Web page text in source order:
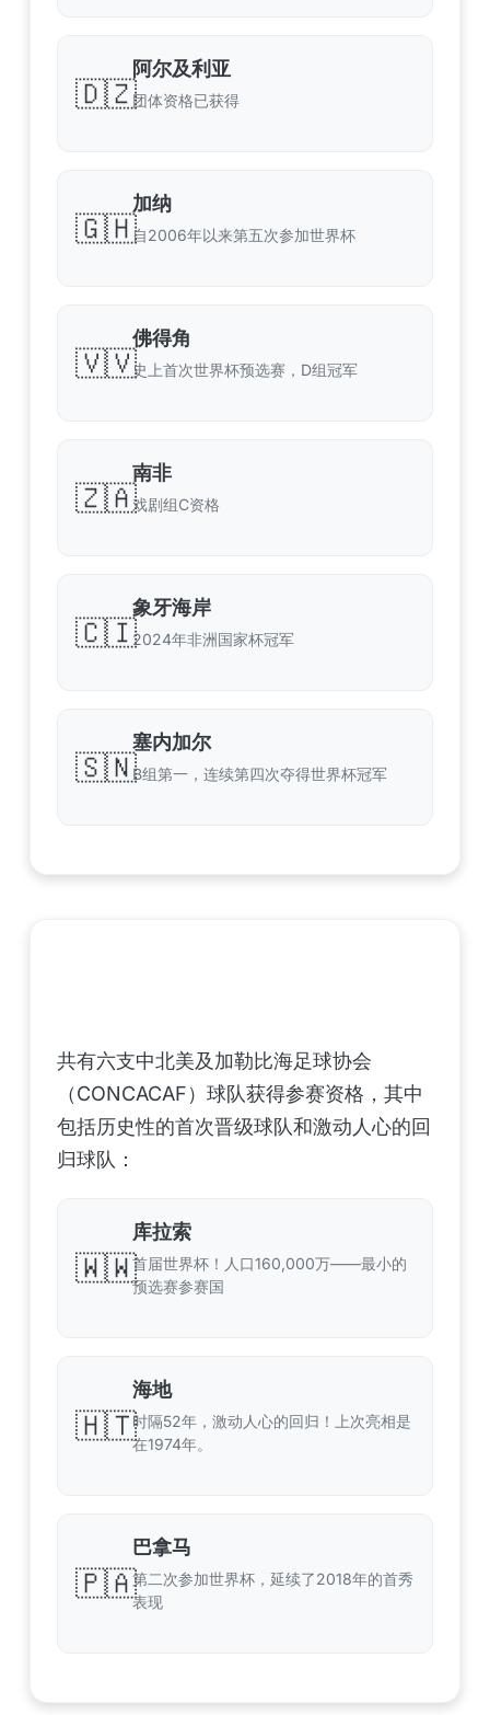
🇩🇿
阿尔及利亚
团体资格已获得
🇬🇭
加纳
自2006年以来第五次参加世界杯
🇻🇻
佛得角
史上首次世界杯预选赛，D组冠军
🇿🇦
南非
戏剧组C资格
🇨🇮
象牙海岸
2024年非洲国家杯冠军
🇸🇳
塞内加尔
B组第一，连续第四次夺得世界杯冠军
共有六支中北美及加勒比海足球协会
（CONCACAF）球队获得参赛资格，其中
包括历史性的首次晋级球队和激动人心的回
归球队：
🇼🇼
库拉索
首届世界杯！人口160,000万——最小的
预选赛参赛国
🇭🇹
海地
时隔52年，激动人心的回归！上次亮相是
在1974年。
🇵🇦
巴拿马
第二次参加世界杯，延续了2018年的首秀
表现